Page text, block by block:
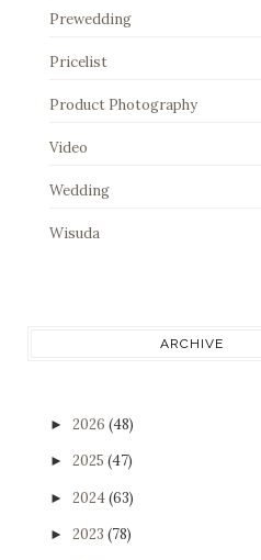
Prewedding
Pricelist
Product Photography
Video
Wedding
Wisuda
ARCHIVE
► 2026 (48)
► 2025 (47)
► 2024(63)
► 2023 (78)